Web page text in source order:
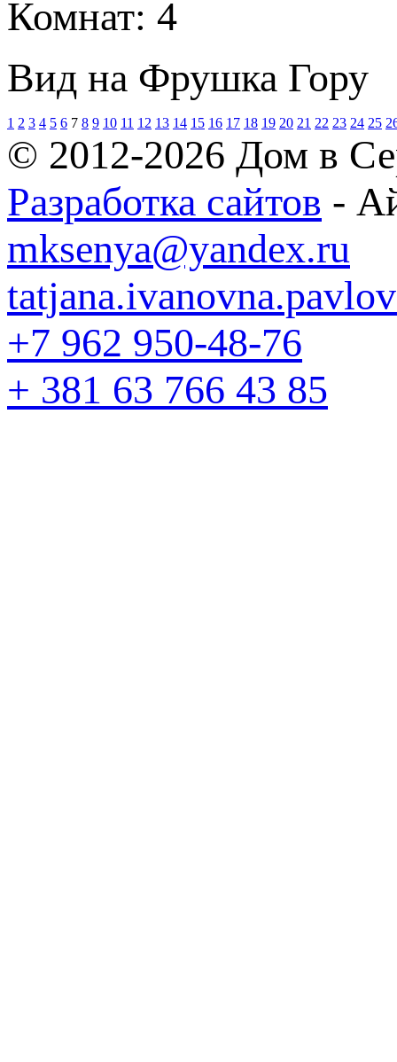
Комнат: 4
Вид на Фрушка Гору
1 2 3 4 5 6 7 8 9 10 11 12 13 14 15 16 17 18 19 20 21 22 23 24 25
© 2012-2026 Дом в
Разработка сайтов -
mksenya@yandex.ru
+7 962 950-48-76
+ 381 63 766 43 85